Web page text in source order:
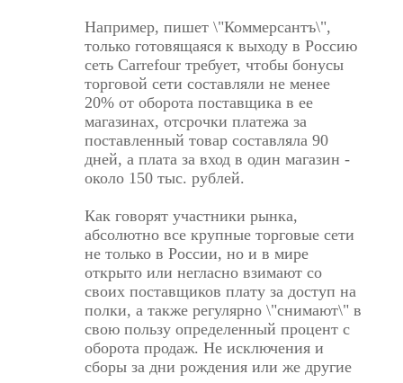
Например, пишет \"Коммерсантъ\",
только готовящаяся к выходу в Россию
сеть Carrefour требует, чтобы бонусы
торговой сети составляли не менее
20% от оборота поставщика в ее
магазинах, отсрочки платежа за
поставленный товар составляла 90
дней, а плата за вход в один магазин -
около 150 тыс. рублей.
Как говорят участники рынка,
абсолютно все крупные торговые сети
не только в России, но и в мире
открыто или негласно взимают со
своих поставщиков плату за доступ на
полки, а также регулярно \"снимают\" в
свою пользу определенный процент с
оборота продаж. Не исключения и
сборы за дни рождения или же другие